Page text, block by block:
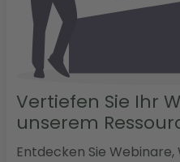
Vertiefen Sie Ihr
unserem
Entdecken Sie